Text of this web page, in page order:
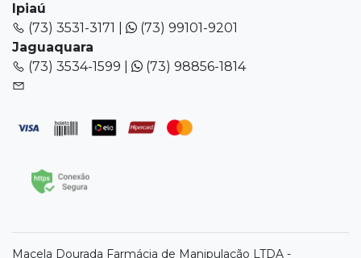
Ipiaú
(73) 3531-3171 |
(73) 99101-9201
Jaguaquara
(73) 3534-1599 |
(73) 98856-1814
Macela Dourada Farmácia de Manipulação LTDA -